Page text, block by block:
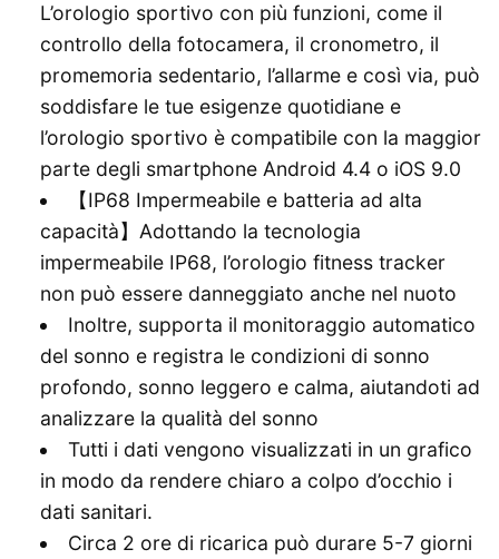
L’orologio sportivo con più funzioni, come il
controllo della fotocamera, il cronometro, il
promemoria sedentario, l’allarme e così via, può
soddisfare le tue esigenze quotidiane e
l’orologio sportivo è compatibile con la maggior
parte degli smartphone Android 4.4 o iOS 9.0
【IP68 Impermeabile e batteria ad alta
capacità】Adottando la tecnologia
impermeabile IP68, l’orologio fitness tracker
non può essere danneggiato anche nel nuoto
Inoltre, supporta il monitoraggio automatico
del sonno e registra le condizioni di sonno
profondo, sonno leggero e calma, aiutandoti ad
analizzare la qualità del sonno
Tutti i dati vengono visualizzati in un grafico
in modo da rendere chiaro a colpo d’occhio i
dati sanitari.
Circa 2 ore di ricarica può durare 5-7 giorni